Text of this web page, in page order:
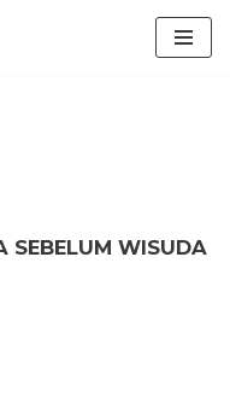
SEBELUM WISUDA